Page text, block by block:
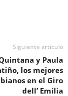
Siguiente artículo
y Paula
los mejores
en el Giro
dell’ Emilia